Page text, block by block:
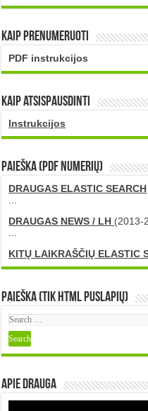
Kaip prenumeruoti
PDF instrukcijos
Kaip atsispausdinti
Instrukcijos
PAIEŠKA (PDF numerių)
DRAUGAS ELASTIC SEARCH
...
DRAUGAS NEWS / LH (2013-
...
KITŲ LAIKRAŠČIŲ ELASTIC
Paieška (tik HTML puslapių)
Apie DRAUGA